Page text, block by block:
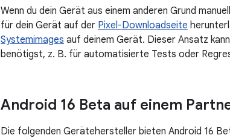
Wenn du dein Gerät aus einem anderen Grund
für dein Gerät auf der Pixel-Downloadseite
Systemimages auf deinem Gerät. Dieser Ansatz
benötigst, z. B. für automatisierte Tests oder
Android 16 Beta auf einem
Die folgenden Gerätehersteller bieten Android 16